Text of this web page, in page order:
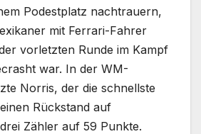
Podestplatz nachtrauern,
mit Ferrari-Fahrer
vorletzten Runde im Kampf
war. In der WM-
Norris, der die schnellste
Rückstand auf
Zähler auf 59 Punkte.